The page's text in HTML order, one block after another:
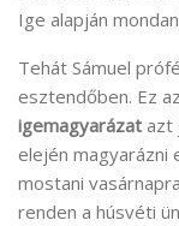
Ige alapján
Tehát Sámuel
esztendőben. Ez
igemagyarázat azt
elején magyarázni
mostani
renden a húsvéti